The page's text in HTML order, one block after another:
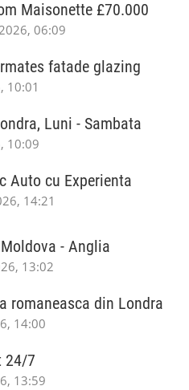
Maisonette £70.000
06:09
fatade glazing
10:01
Luni - Sambata
10:09
Auto cu Experienta
14:21
- Anglia
13:02
romaneasca din Londra
14:00
24/7
13:59